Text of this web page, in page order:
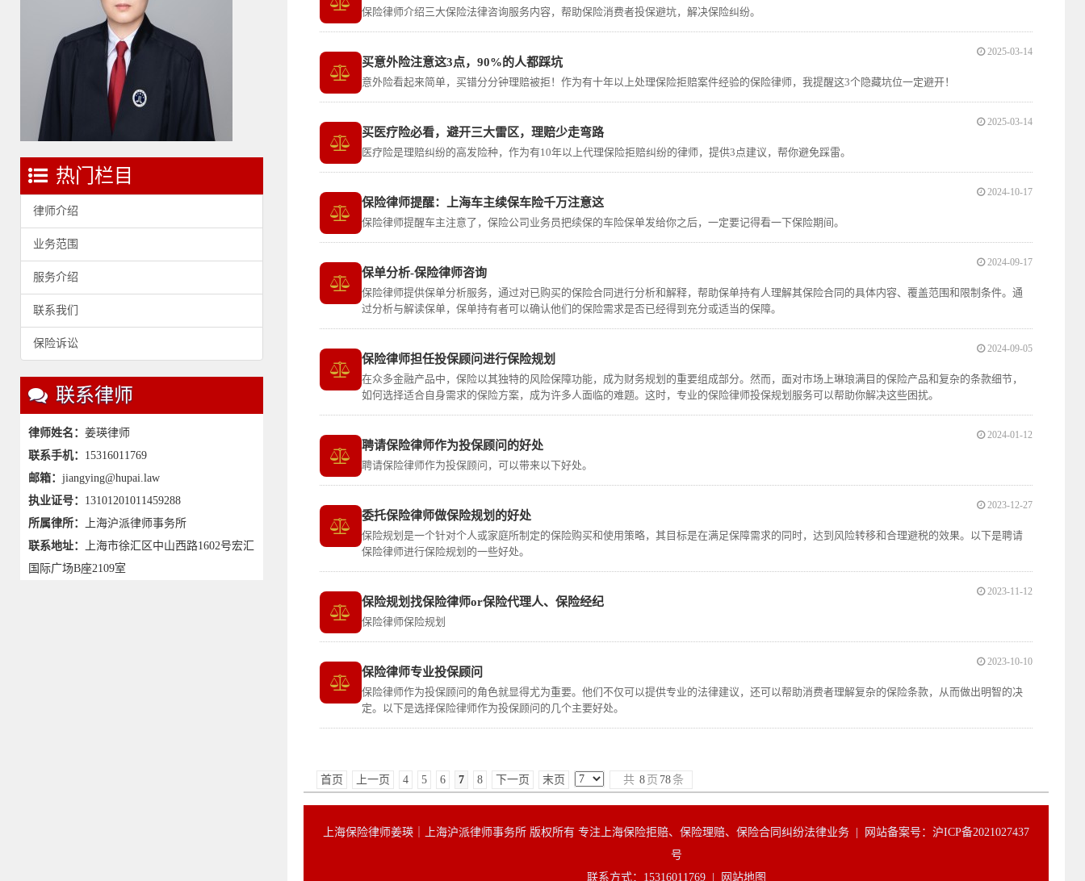
热门栏目
律师介绍
业务范围
服务介绍
联系我们
保险诉讼
联系律师
律师姓名： 姜瑛律师
联系手机： 15316011769
邮箱： jiangying@hupai.law
执业证号： 13101201011459288
所属律所：
上海沪派律师事务所
联系地址：
上海市徐汇区中山西路1602号宏汇
国际广场B座2109室
保险律师介绍三大保险法律咨询服务内容，帮助保险消费者投保避坑，解决保险纠纷。
买意外险注意这3点，90%的人都踩坑
意外险看起来简单，买错分分钟理赔被拒！作为有十年以上处理保险拒赔案件经验的保险律师，我提醒这3个隐藏坑位一定避开！
2025-03-14
买医疗险必看，避开三大雷区，理赔少走弯路
医疗险是理赔纠纷的高发险种，作为有10年以上代理保险拒赔纠纷的律师，提供3点建议，帮你避免踩雷。
2025-03-14
保险律师提醒：上海车主续保车险千万注意这
保险律师提醒车主注意了，保险公司业务员把续保的车险保单发给你之后，一定要记得看一下保险期间。
2024-10-17
保单分析-保险律师咨询
保险律师提供保单分析服务，通过对已购买的保险合同进行分析和解释，帮助保单持有人理解其保险合同的具体内容、覆盖范围和限制条件。通
过分析与解读保单，保单持有者可以确认他们的保险需求是否已经得到充分或适当的保障。
2024-09-17
保险律师担任投保顾问进行保险规划
在众多金融产品中，保险以其独特的风险保障功能，成为财务规划的重要组成部分。然而，面对市场上琳琅满目的保险产品和复杂的条款细节，
如何选择适合自身需求的保险方案，成为许多人面临的难题。这时，专业的保险律师投保规划服务可以帮助你解决这些困扰。
2024-09-05
聘请保险律师作为投保顾问的好处
聘请保险律师作为投保顾问，可以带来以下好处。
2024-01-12
委托保险律师做保险规划的好处
保险规划是一个针对个人或家庭所制定的保险购买和使用策略，其目标是在满足保障需求的同时，达到风险转移和合理避税的效果。以下是聘请
保险律师进行保险规划的一些好处。
2023-12-27
保险规划找保险律师or保险代理人、保险经纪
保险律师保险规划
2023-11-12
保险律师专业投保顾问
保险律师作为投保顾问的角色就显得尤为重要。他们不仅可以提供专业的法律建议，还可以帮助消费者理解复杂的保险条款，从而做出明智的决
定。以下是选择保险律师作为投保顾问的几个主要好处。
2023-10-10
首页 上一页 4 5 6 7 8 下一页 末页 共 8 页 78条
上海保险律师姜瑛｜上海沪派律师事务所 版权所有 专注上海保险拒赔、保险理赔、保险合同纠纷法律业务 |
网站备案号：沪ICP备2021027437
号
联系方式：15316011769 |
网站地图